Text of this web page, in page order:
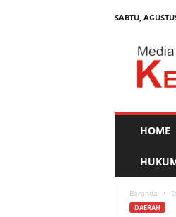
SABTU,
HOME
Beranda
DAERAH